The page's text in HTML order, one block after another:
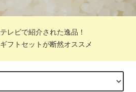
レビで紹介された逸品！
フトセットが断然オススメ